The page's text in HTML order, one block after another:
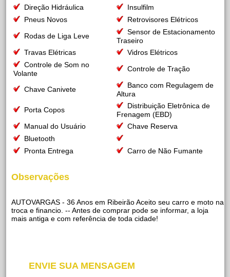
Direção Hidráulica
Insulfilm
Pneus Novos
Retrovisores Elétricos
Rodas de Liga Leve
Sensor de Estacionamento
Traseiro
Travas Elétricas
Vidros Elétricos
Controle de Som no
Volante
Controle de Tração
Chave Canivete
Banco com Regulagem de
Altura
Porta Copos
Distribuição Eletrônica de
Frenagem (EBD)
Manual do Usuário
Chave Reserva
Bluetooth
Pronta Entrega
Carro de Não Fumante
Observações
AUTOVARGAS - 36 Anos em Ribeirão Aceito seu carro e moto na
troca e financio. -- Antes de comprar pode se informar, a loja
mais antiga e com referência de toda cidade!
ENVIE SUA MENSAGEM